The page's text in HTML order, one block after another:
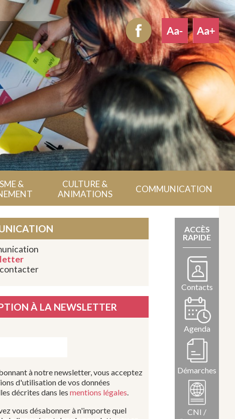
&
CULTURE &
ANIMATIONS
COMMUNICATION
À LA NEWSLETTER
à notre newsletter, vous acceptez
d'utilisation de vos données
décrites dans les mentions légales.
vous désabonner à n'importe quel
ACCÈS
RAPIDE
Contacts
Agenda
Démarches
CNI /